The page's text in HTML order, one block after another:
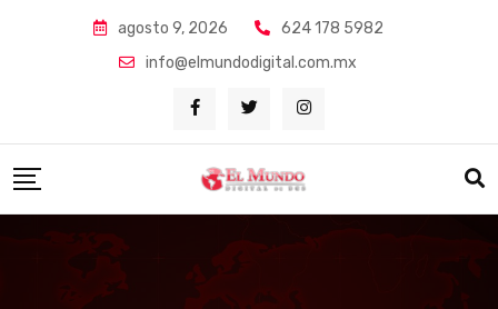
agosto 9, 2026
624 178 5982
info@elmundodigital.com.mx